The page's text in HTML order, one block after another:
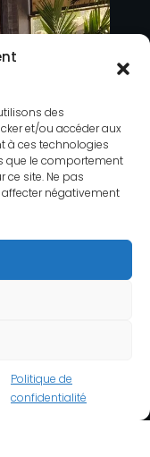
des
et/ou accéder aux
à ces technologies
que le comportement
site. Ne pas
négativement
Politique de
confidentialité